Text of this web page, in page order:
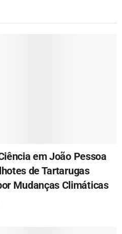
em João Pessoa
de Tartarugas
Mudanças Climáticas